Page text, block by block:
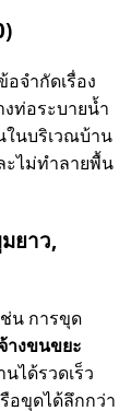
จำกัดเรื่อง
งท่อระบายน้ำ
ในบริเวณบ้าน
ะไม่ทำลายพื้น
ยาว,
น การขุด
างขนขยะ
ได้รวดเร็ว
อขุดได้ลึกกว่า